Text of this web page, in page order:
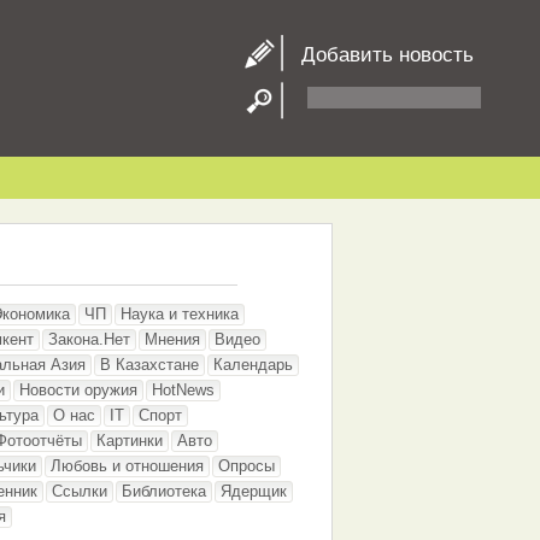
Добавить новость
ЧП
Наука и техника
Закона.Нет Мнения
Видео
Азия
В Казахстане
Календарь
Новости оружия
HotNews
О нас IT
Спорт
Картинки
Авто
Любовь и отношения
Опросы
Ссылки Библиотека
Ядерщик